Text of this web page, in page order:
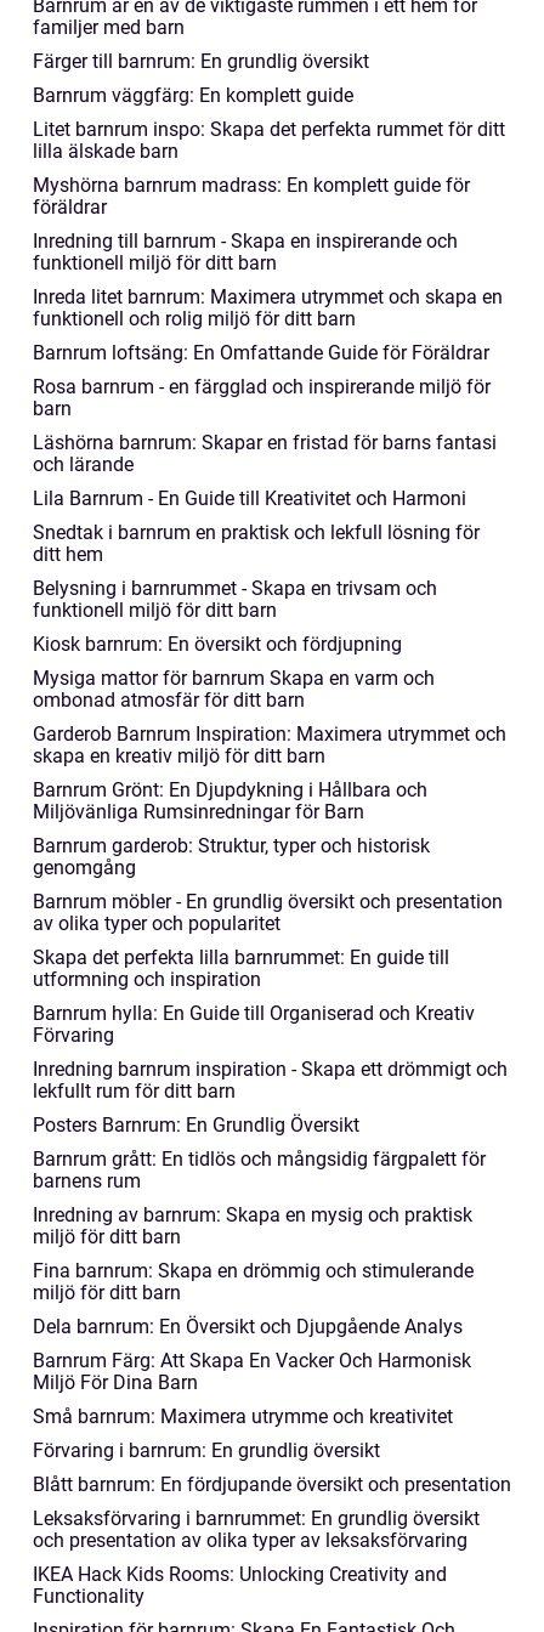
Barnrum är en av de viktigaste rummen i ett hem för
familjer med barn
Färger till barnrum: En grundlig översikt
Barnrum väggfärg: En komplett guide
Litet barnrum inspo: Skapa det perfekta rummet för ditt
lilla älskade barn
Myshörna barnrum madrass: En komplett guide för
föräldrar
Inredning till barnrum - Skapa en inspirerande och
funktionell miljö för ditt barn
Inreda litet barnrum: Maximera utrymmet och skapa en
funktionell och rolig miljö för ditt barn
Barnrum loftsäng: En Omfattande Guide för Föräldrar
Rosa barnrum - en färgglad och inspirerande miljö för
barn
Läshörna barnrum: Skapar en fristad för barns fantasi
och lärande
Lila Barnrum - En Guide till Kreativitet och Harmoni
Snedtak i barnrum en praktisk och lekfull lösning för
ditt hem
Belysning i barnrummet - Skapa en trivsam och
funktionell miljö för ditt barn
Kiosk barnrum: En översikt och fördjupning
Mysiga mattor för barnrum Skapa en varm och
ombonad atmosfär för ditt barn
Garderob Barnrum Inspiration: Maximera utrymmet och
skapa en kreativ miljö för ditt barn
Barnrum Grönt: En Djupdykning i Hållbara och
Miljövänliga Rumsinredningar för Barn
Barnrum garderob: Struktur, typer och historisk
genomgång
Barnrum möbler - En grundlig översikt och presentation
av olika typer och popularitet
Skapa det perfekta lilla barnrummet: En guide till
utformning och inspiration
Barnrum hylla: En Guide till Organiserad och Kreativ
Förvaring
Inredning barnrum inspiration - Skapa ett drömmigt och
lekfullt rum för ditt barn
Posters Barnrum: En Grundlig Översikt
Barnrum grått: En tidlös och mångsidig färgpalett för
barnens rum
Inredning av barnrum: Skapa en mysig och praktisk
miljö för ditt barn
Fina barnrum: Skapa en drömmig och stimulerande
miljö för ditt barn
Dela barnrum: En Översikt och Djupgående Analys
Barnrum Färg: Att Skapa En Vacker Och Harmonisk
Miljö För Dina Barn
Små barnrum: Maximera utrymme och kreativitet
Förvaring i barnrum: En grundlig översikt
Blått barnrum: En fördjupande översikt och presentation
Leksaksförvaring i barnrummet: En grundlig översikt
och presentation av olika typer av leksaksförvaring
IKEA Hack Kids Rooms: Unlocking Creativity and
Functionality